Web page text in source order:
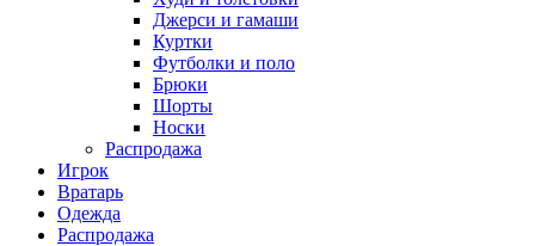
Джерси и гамаши
Куртки
Футболки и поло
Брюки
Шорты
Носки
Распродажа
Игрок
Вратарь
Одежда
Распродажа